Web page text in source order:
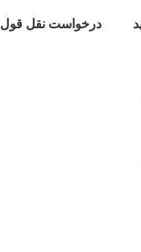
درخواست نقل قول